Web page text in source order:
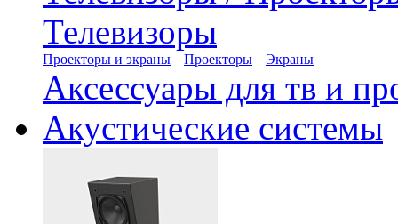
Телевизоры
Проекторы и экраны Проекторы Экраны
Аксессуары для тв и
Акустические системы